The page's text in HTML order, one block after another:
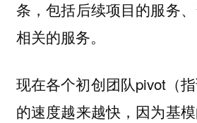
条，包括后续项目的服务
相关的服务。
现在各个初创团队pivot（指
的速度越来越快，因为基